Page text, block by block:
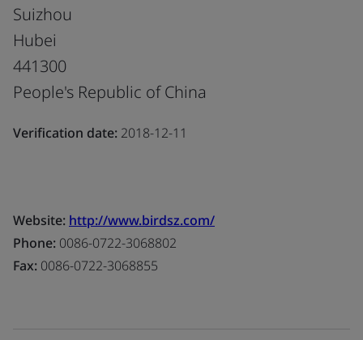
Suizhou
Hubei
441300
People's Republic of China
Verification date: 2018-12-11
Website: http://www.birdsz.com/
Phone: 0086-0722-3068802
Fax: 0086-0722-3068855